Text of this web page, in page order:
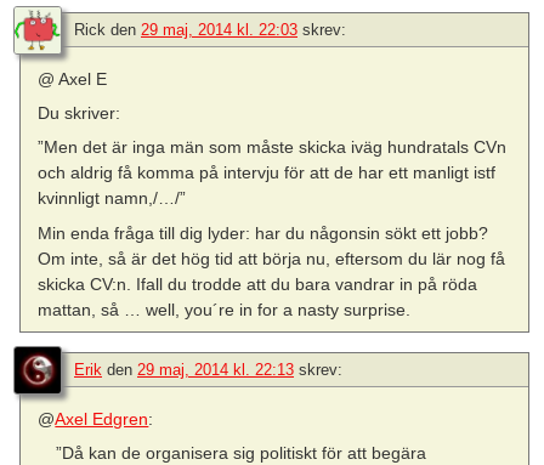
Rick den 29 maj, 2014 kl. 22:03 skrev:
@ Axel E
Du skriver:
”Men det är inga män som måste skicka iväg hundratals CVn
och aldrig få komma på intervju för att de har ett manligt istf
kvinnligt namn,/…/”
Min enda fråga till dig lyder: har du någonsin sökt ett jobb?
Om inte, så är det hög tid att börja nu, eftersom du lär nog få
skicka CV:n. Ifall du trodde att du bara vandrar in på röda
mattan, så … well, you´re in for a nasty surprise.
Erik den 29 maj, 2014 kl. 22:13 skrev:
@Axel Edgren:
”Då kan de organisera sig politiskt för att begära